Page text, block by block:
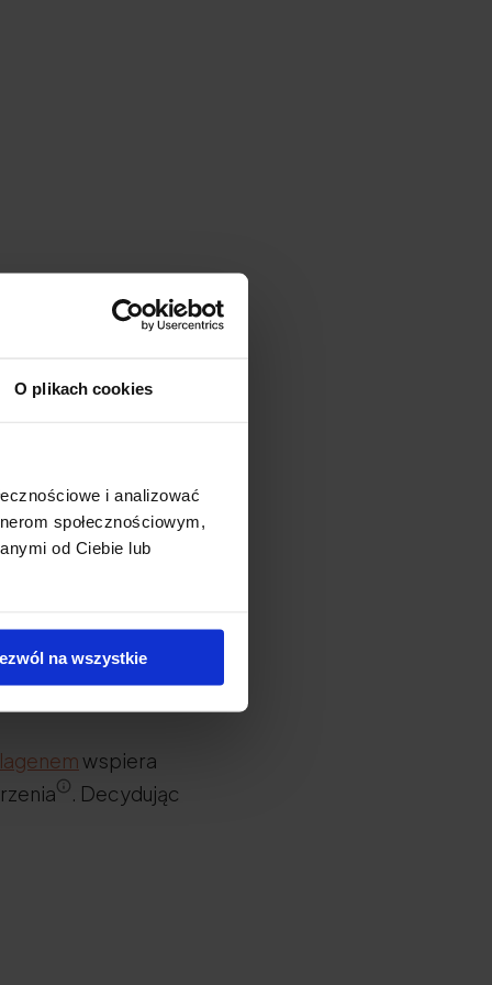
O plikach cookies
i analizować
społecznościowym,
od Ciebie lub
na wszystkie
kolagen
wspiera
. Decydując